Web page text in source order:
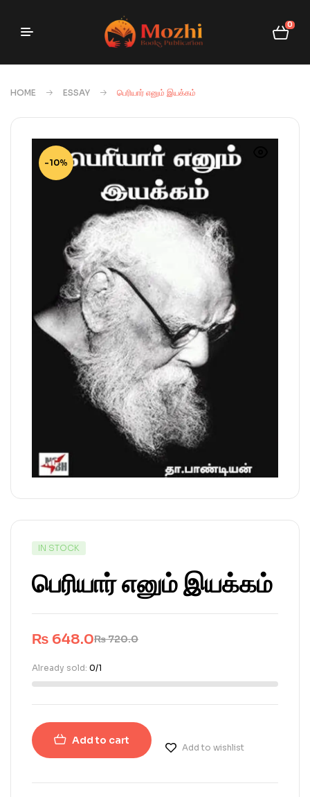
0
HOME ESSAY பெரியார் எனும் இயக்கம்
-10%
IN STOCK
பெரியார் எனும் இயக்கம்
₨720.0
₨ 648.0
Already sold: 0/1
Add to cart
Add to wishlist